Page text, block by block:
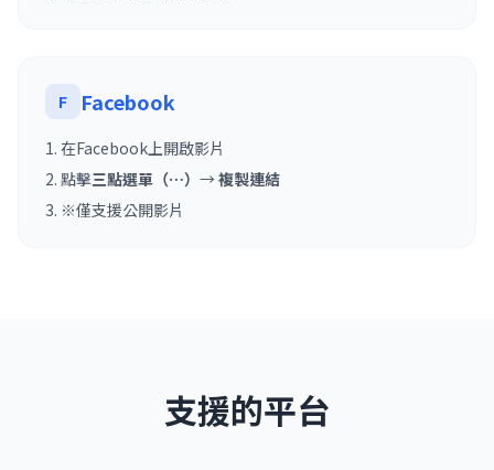
F Facebook
在Facebook上開啟影片
點擊三點選單（⋯） →複製連結
※僅支援公開影片
支援的平台